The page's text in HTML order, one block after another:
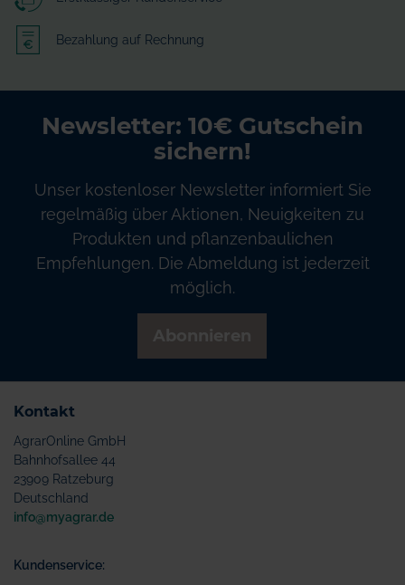
Bezahlung auf Rechnung
Newsletter: 10€ Gutschein
sichern!
Unser kostenloser Newsletter informiert Sie
regelmäßig über Aktionen, Neuigkeiten zu
Produkten und pflanzenbaulichen
Empfehlungen. Die Abmeldung ist jederzeit
möglich.
Kontakt
AgrarOnline GmbH
Bahnhofsallee 44
23909 Ratzeburg
Deutschland
info@myagrar.de
Kundenservice: